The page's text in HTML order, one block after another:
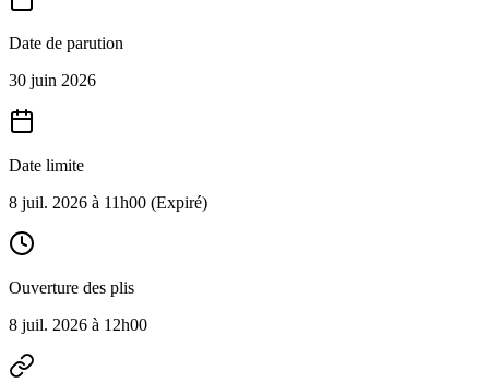
Date de parution
30 juin 2026
Date limite
8 juil. 2026 à 11h00 (Expiré)
Ouverture des plis
8 juil. 2026 à 12h00